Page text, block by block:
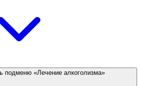
подменю «Лечение алкоголизма»